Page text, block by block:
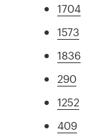
1704
1573
1836
290
1252
409